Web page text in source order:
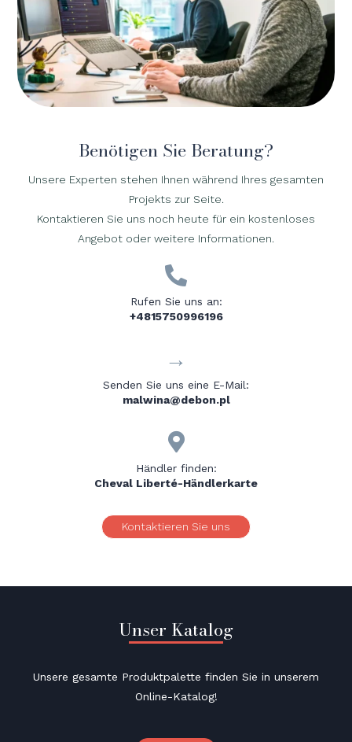
Benötigen Sie Beratung?
Unsere Experten stehen Ihnen während Ihres gesamten
Projekts zur Seite.
Kontaktieren Sie uns noch heute für ein kostenloses
Angebot oder weitere Informationen.

Rufen Sie uns an:
+4815750996196
→
Senden Sie uns eine E-Mail:
malwina@debon.pl

Händler finden:
Cheval Liberté-Händlerkarte
Kontaktieren Sie uns
Unser Katalog
Unsere gesamte Produktpalette finden Sie in unserem
Online-Katalog!